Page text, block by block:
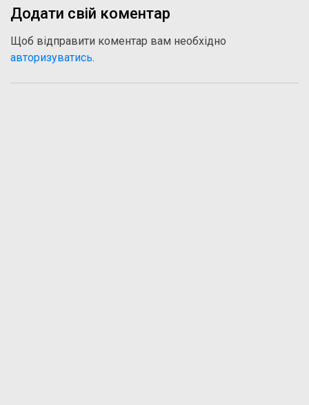
Додати свій коментар
Щоб відправити коментар вам необхідно
авторизуватись.